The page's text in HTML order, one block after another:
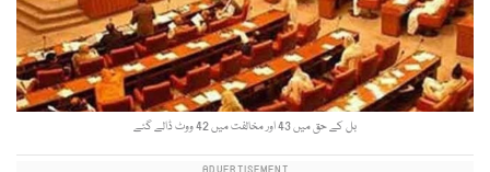
بل کے حق میں 43 اور مخالفت میں 42 ووٹ ڈالے گئے